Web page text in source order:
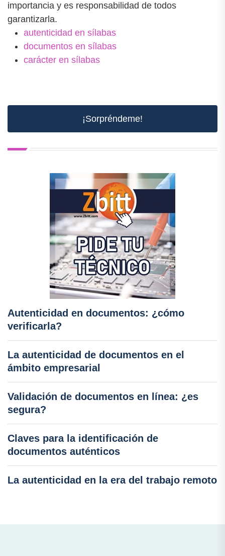
importancia y es responsabilidad de todos
garantizarla.
autenticidad en sílabas
documentos en sílabas
carácter en sílabas
¡Sorpréndeme!
Autenticidad en documentos: ¿cómo
verificarla?
La autenticidad de documentos en el
ámbito empresarial
Validación de documentos en línea: ¿es
segura?
Claves para la identificación de
documentos auténticos
La autenticidad en la era del trabajo remoto